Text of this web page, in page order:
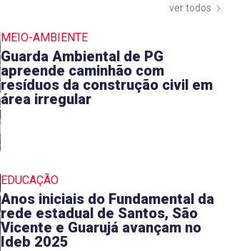
ver todos
MEIO-AMBIENTE
Guarda Ambiental de PG
apreende caminhão com
resíduos da construção civil em
área irregular
EDUCAÇÃO
Anos iniciais do Fundamental da
rede estadual de Santos, São
Vicente e Guarujá avançam no
Ideb 2025